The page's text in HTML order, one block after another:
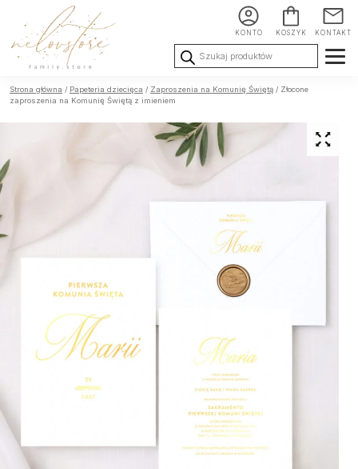
KONTO KOSZYK KONTAKT
Wyszukiwarka
produktów
Ślub i
Wesele
Chrzest i
Komunia
Urodziny i
Strona główna / Papeteria dziecięca / Zaproszenia na Komunię Świętą / Złocone
zaproszenia na Komunię Świętą z imieniem